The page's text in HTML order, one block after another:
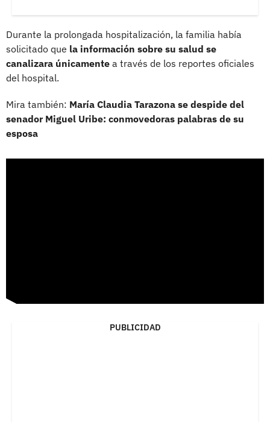
Durante la prolongada hospitalización, la familia había
solicitado que la información sobre su salud se
canalizara únicamente a través de los reportes oficiales
del hospital.
Mira también: María Claudia Tarazona se despide del
senador Miguel Uribe: conmovedoras palabras de su
esposa
PUBLICIDAD